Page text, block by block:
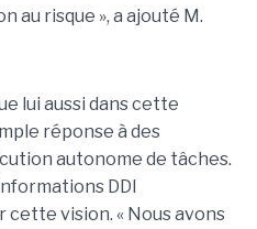
au risque », a ajouté M.
lui aussi dans cette
réponse à des
autonome de tâches.
DDI
vision. « Nous avons